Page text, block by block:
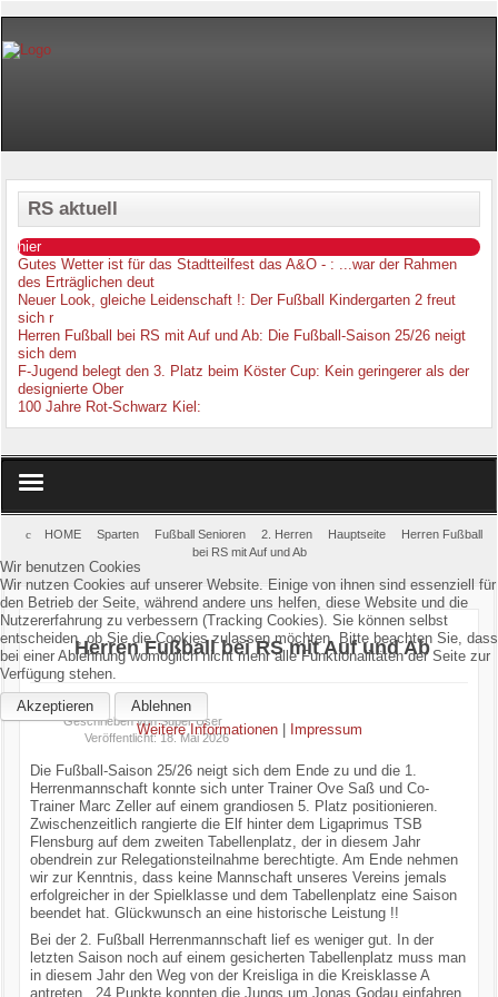
RS aktuell
hier
Gutes Wetter ist für das Stadtteilfest das A&O - : ...war der Rahmen
des Erträglichen deut
Neuer Look, gleiche Leidenschaft !: Der Fußball Kindergarten 2 freut
sich r
Herren Fußball bei RS mit Auf und Ab: Die Fußball-Saison 25/26 neigt
sich dem
F-Jugend belegt den 3. Platz beim Köster Cup: Kein geringerer als der
designierte Ober
100 Jahre Rot-Schwarz Kiel :
Home
Verein
Kinderschutz
Sparten
Gastronomie
Aktuell
HOME Sparten Fußball Senioren 2. Herren Hauptseite
Herren Fußball
bei RS mit Auf und Ab
Herren Fußball bei RS mit Auf und Ab
Geschrieben vonSuper User
Veröffentlicht: 18. Mai 2026
Die Fußball-Saison 25/26 neigt sich dem Ende zu und die 1.
Herrenmannschaft konnte sich unter Trainer Ove Saß und Co-
Trainer Marc Zeller auf einem grandiosen 5. Platz positionieren.
Zwischenzeitlich rangierte die Elf hinter dem Ligaprimus TSB
Flensburg auf dem zweiten Tabellenplatz, der in diesem Jahr
obendrein zur Relegationsteilnahme berechtigte. Am Ende nehmen
wir zur Kenntnis, dass keine Mannschaft unseres Vereins jemals
erfolgreicher in der Spielklasse und dem Tabellenplatz eine Saison
beendet hat. Glückwunsch an eine historische Leistung !!
Bei der 2. Fußball Herrenmannschaft lief es weniger gut. In der
letzten Saison noch auf einem gesicherten Tabellenplatz muss man
in diesem Jahr den Weg von der Kreisliga in die Kreisklasse A
antreten. 24 Punkte konnten die Jungs um Jonas Godau einfahren.
Wir benutzen Cookies
Wir nutzen Cookies auf unserer Website. Einige von ihnen sind essenziell für
den Betrieb der Seite, während andere uns helfen, diese Website und die
Nutzererfahrung zu verbessern (Tracking Cookies). Sie können selbst
entscheiden, ob Sie die Cookies zulassen möchten. Bitte beachten Sie, dass
bei einer Ablehnung womöglich nicht mehr alle Funktionalitäten der Seite zur
Verfügung stehen.
Akzeptieren
Ablehnen
Weitere Informationen| Impressum